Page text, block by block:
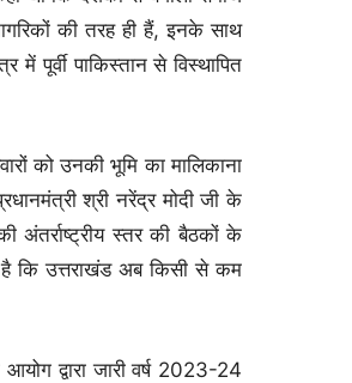
की तरह ही हैं, इनके साथ
पूर्वी पाकिस्तान से विस्थापित
को उनकी भूमि का मालिकाना
श्री नरेंद्र मोदी जी के
अंतर्राष्ट्रीय स्तर की बैठकों के
कि उत्तराखंड अब किसी से कम
द्वारा जारी वर्ष 2023-24